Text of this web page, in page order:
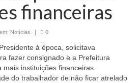
financeiras
Notícias 0
à época, solicitava
fazer consignado e a Prefeitura
instituições financeiras.
do trabalhador de não ficar atrelado